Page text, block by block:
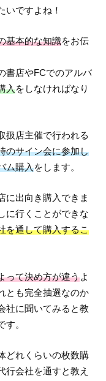
いですよね！
基本的な知識をお伝
書店やFCでのアルバ
入をしなければなり
扱店主催で行われる
のサイン会に参加し
ム購入をします。
に出向き購入できま
に行くことができな
を通して購入するこ
って決め方が違うよ
とも完全抽選なのか
社に聞いてみると教
。
どれくらいの枚数購
行会社を通すと教え